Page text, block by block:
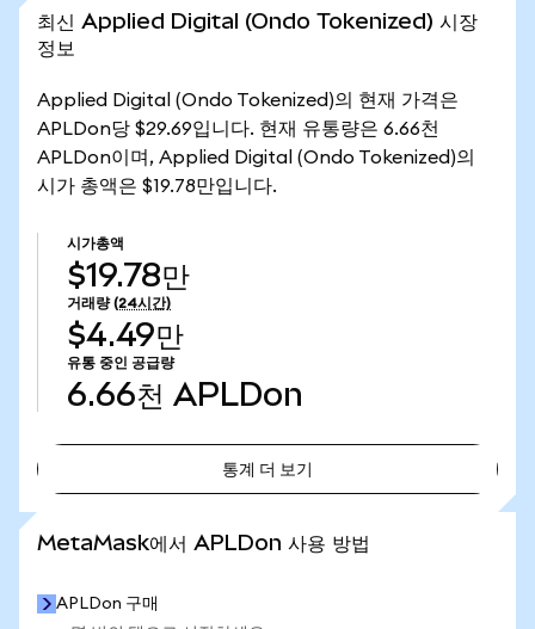
최신 Applied Digital (Ondo Tokenized) 시장
정보
Applied Digital (Ondo Tokenized)의 현재 가격은
APLDon당 $29.69입니다. 현재 유통량은 6.66천
APLDon이며, Applied Digital (Ondo Tokenized)의
시가 총액은 $19.78만입니다.
시가총액
$19.78만
거래량 (24시간)
$4.49만
유통 중인 공급량
6.66천 APLDon
통계 더 보기
MetaMask에서 APLDon 사용 방법
APLDon 구매